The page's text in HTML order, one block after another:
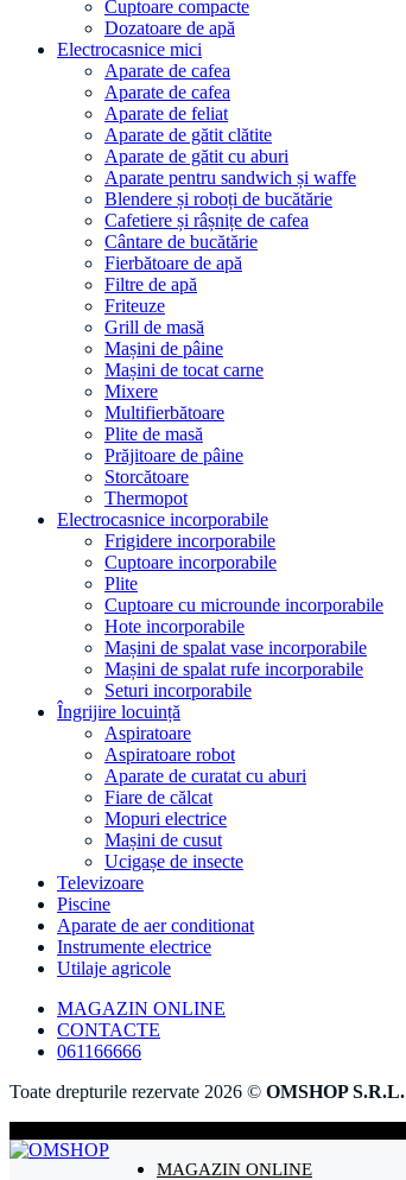
Cuptoare compacte
Dozatoare de aрă
Electrocasnice mici
Aparate de cafea
Aparate de cafea
Aparate de feliat
Aparate de gătit clătite
Aparate de gătit cu aburi
Aparate pentru sandwich și waffe
Blendere și roboți de bucătărie
Cafetiere și râșnițe de cafea
Cântare de bucătărie
Fierbătoare de apă
Filtre de apă
Friteuze
Grill de masă
Mașini de pâine
Mașini de tocat carne
Mixere
Multifierbătoare
Plite de masă
Prăjitoare de pâine
Storcătoare
Thermopot
Electrocasnice incorporabile
Frigidere incorporabile
Cuptoare incorporabile
Plite
Cuptoare cu microunde incorporabile
Hote incorporabile
Mașini de spalat vase incorporabile
Mașini de spalat rufe incorporabile
Seturi incorporabile
Îngrijire locuință
Aspiratoare
Aspiratoare robot
Aparate de curatat cu aburi
Fiare de călcat
Mopuri electrice
Mașini de cusut
Ucigașe de insecte
Televizoare
Piscine
Aparate de aer conditionat
Instrumente electrice
Utilaje agricole
MAGAZIN ONLINE
CONTACTE
061166666
Toate drepturile rezervate 2026 © OMSHOP S.R.L.
MAGAZIN ONLINE